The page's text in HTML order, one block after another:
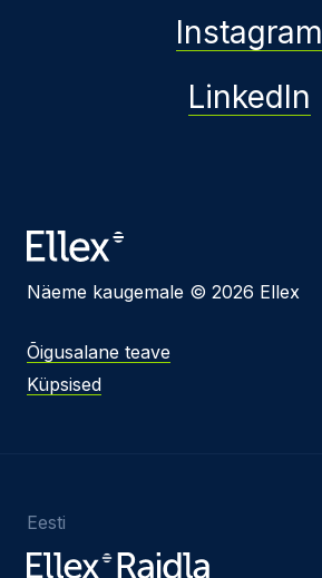
Instagram
LinkedIn
Näeme kaugemale © 2026 Ellex
Õigusalane teave
Küpsised
Eesti